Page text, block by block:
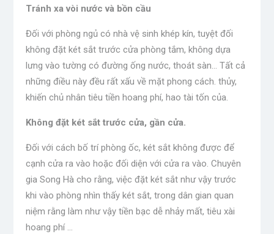
Tránh xa vòi nước và bồn cầu
Đối với phòng ngủ có nhà vệ sinh khép kín, tuyệt đối
không đặt két sắt trước cửa phòng tắm, không dựa
lưng vào tường có đường ống nước, thoát sàn… Tất cả
những điều này đều rất xấu về mặt phong cách. thủy,
khiến chủ nhân tiêu tiền hoang phí, hao tài tốn của.
Không đặt két sắt trước cửa, gần cửa.
Đối với cách bố trí phòng ốc, két sắt không được để
cạnh cửa ra vào hoặc đối diện với cửa ra vào. Chuyên
gia Song Hà cho rằng, việc đặt két sắt như vậy trước
khi vào phòng nhìn thấy két sắt, trong dân gian quan
niệm rằng làm như vậy tiền bạc dễ nhảy mất, tiêu xài
hoang phí …